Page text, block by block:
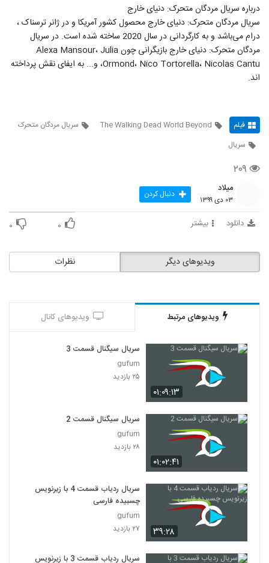
درباره سریال مردگان متحرک: دنیای خارج
سریال مردگان متحرک: دنیای خارج محصول کشور آمریکا و در ژانر ترسناک ،
درام می‌باشد و به کارگردانی در سال 2020 ساخته شده است. در سریال
مردگان متحرک: دنیای خارج بازیگرانی چون Alexa Mansour، Julia
Ormond، Nico Tortorella، Nicolas Cantu، و... به ایفای نقش پرداخته
اند.
فیلم The Walking Dead World Beyond
سریال مردگان متحرک
سریال
۲۰۹
میلاد
۰۳ دی ۱۳۹۹ دنبال کردن
دانلود بیشتر ۰ ۰
نظرات ویدیوهای دیگر
ویدیوهای مرتبط ویدیوهای کانال
۰۱:۰۹:۱۳
سریال سیگنال قسمت 3
gufum
۲۵ بازدید
۰۱:۰۲:۴۱
سریال سیگنال قسمت 2
gufum
۲۸ بازدید
۳۹:۲۸
سریال ردیاب قسمت 4 با زیرنویس
چسبیده فارسی
gufum
۲۷ بازدید
سریال ردیاب قسمت 3 با زیرنویس